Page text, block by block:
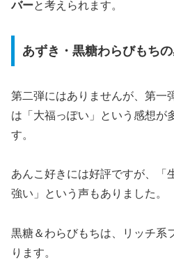
バーと考えられます。
あずき・黒糖わらびもち
第二弾にはありませんが、第一
は「大福っぽい」という感想が
す。
あんこ好きには好評ですが、「
強い」という声もありました。
黒糖＆わらびもちは、リッチ系
ります。